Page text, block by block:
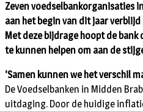
Zeven voedselbankorganisaties
aan het begin van dit jaar
Met deze bijdrage hoopt de
te kunnen helpen om aan de
‘Samen kunnen we het verschil
De Voedselbanken in Midden
uitdaging. Door de huidige